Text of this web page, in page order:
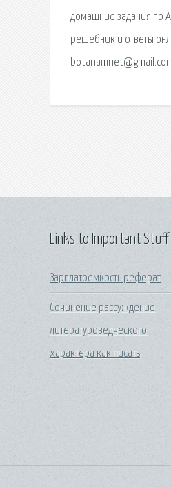
домашние задания по
решебник и ответы
Links to Important Stuff
Зарплатоемкость реферат
Сочинение рассуждение
литературоведческого
характера как писать